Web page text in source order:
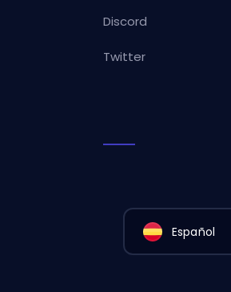
Discord
Twitter
Español